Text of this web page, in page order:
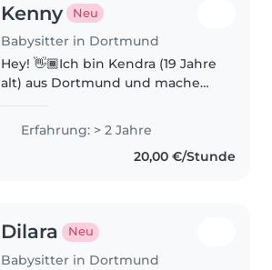
Kenny Neu
Babysitter in Dortmund
Hey! 👋🏾Ich bin Kendra (19 Jahre
alt) aus Dortmund und mache
Durch meine Nichten habe ich
schon super viel praktische
Erfahrung im Umgang mit Kids
Erfahrung: > 2 Jahre
20,00 €/Stunde
Dilara Neu
Babysitter in Dortmund